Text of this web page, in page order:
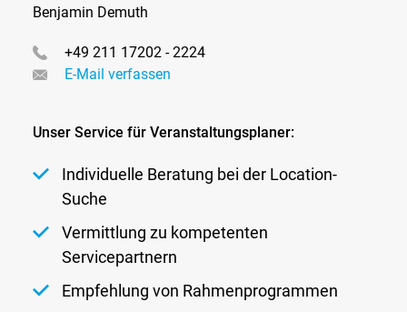
Benjamin Demuth
+49 211 17202 - 2224
E-Mail verfassen
Unser Service für Veranstaltungsplaner:
Individuelle Beratung bei der Location-
Suche
Vermittlung zu kompetenten
Servicepartnern
Empfehlung von Rahmenprogrammen